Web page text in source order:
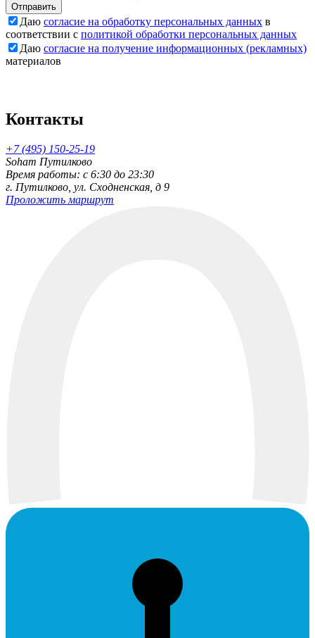
Отправить
Даю согласие на обработку персональных данных в
соответствии с политикой обработки персональных данных
Даю согласие на получение информационных (рекламных)
материалов
Контакты
+7 (495) 150-25-19
Soham Путилково
Время работы: c 6:30 до 23:30
г. Путилково, ул. Сходненская, д 9
Проложить маршрут